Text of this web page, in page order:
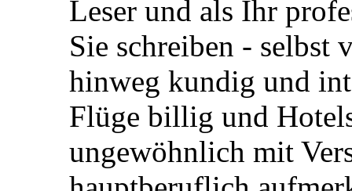
Leser und als Ihr
Sie schreiben - selbst
hinweg kundig und
Flüge billig und
ungewöhnlich mit